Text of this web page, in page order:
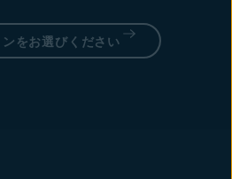
をお選びください